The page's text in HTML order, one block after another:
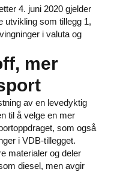
4. juni 2020 gjelder
utvikling som tillegg 1,
i valuta og
mer
av en levedyktig
til å velge en mer
som også
i VDB-tillegget.
materialer og deler
diesel, men avgir